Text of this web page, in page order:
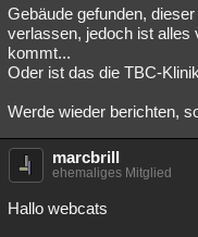
Gebäude gefunden,
verlassen, jedoch ist alles
kommt...
Oder ist das die TBC-
Werde wieder berichten,
marcbrill
ehemaliges Mitglied
Hallo webcats